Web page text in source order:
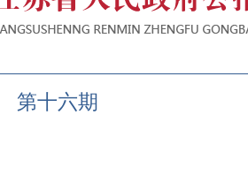
第十六期